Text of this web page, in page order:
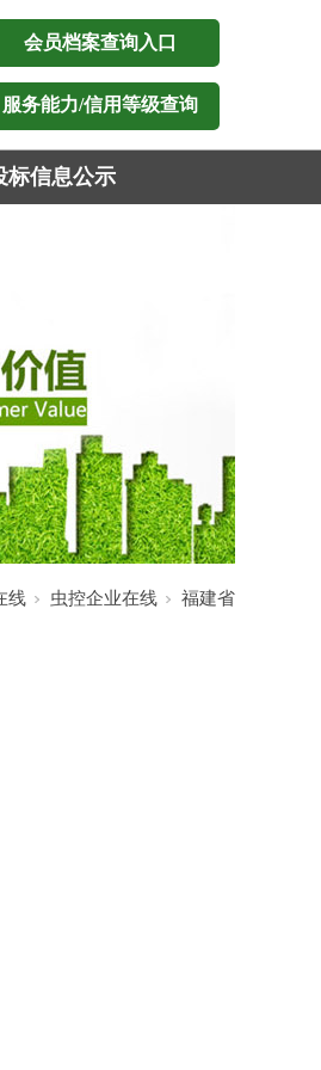
服务能力/信用等级查询
会员档案查询入口
标信息公示
线 虫控企业在线 福建省